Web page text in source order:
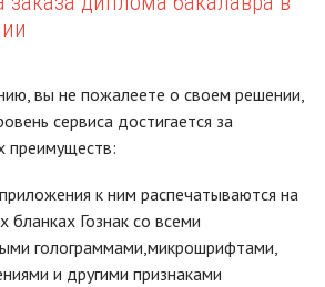
вы не пожалеете о своем решении,
сервиса достигается за
преимуществ:
к ним распечатываются на
бланках Гознак со всеми
голограммами,микрошрифтами,
и другими признаками